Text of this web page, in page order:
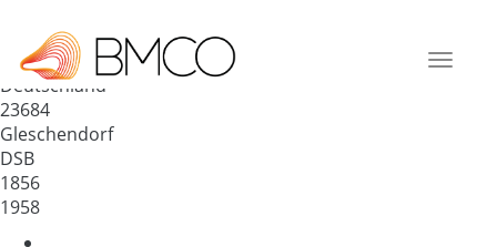
Toggle
1856
Deutschland
23684
Gleschendorf
DSB
1856
1958